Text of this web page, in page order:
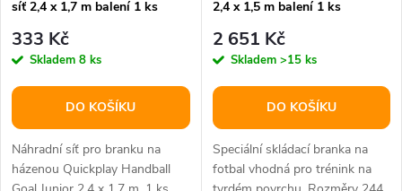
síť 2,4 x 1,7 m balení 1 ks
333 Kč
Skladem 8 ks
DO KOŠÍKU
Náhradní síť pro branku na
házenou Quickplay Handball
2,4 x 1,5 m balení 1 ks
2 651 Kč
Skladem >15 ks
DO KOŠÍKU
Speciální skládací branka na
fotbal vhodná pro trénink na